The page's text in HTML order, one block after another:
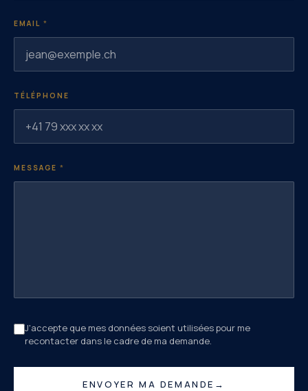
EMAIL *
TÉLÉPHONE
MESSAGE *
J'accepte que mes données soient utilisées pour me
recontacter dans le cadre de ma demande.
ENVOYER MA DEMANDE →